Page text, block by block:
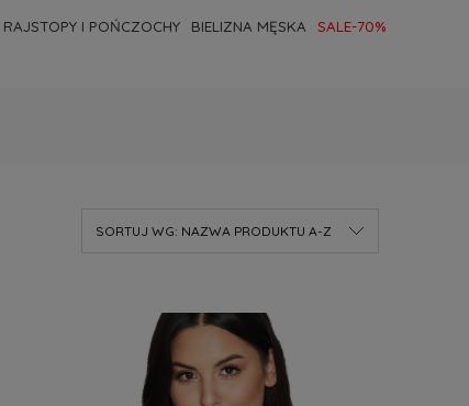
RAJSTOPY I POŃCZOCHY BIELIZNA MĘSKA SALE-70%
SORTUJ WG: NAZWA PRODUKTU A-Z